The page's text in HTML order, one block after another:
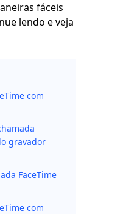
fáceis
lendo e veja
com
gravador
FaceTime
com